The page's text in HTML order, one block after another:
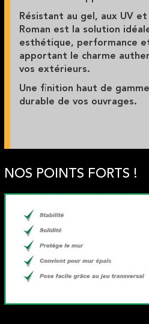
Résistant au gel, aux UV
Roman est la solution
esthétique, performance
apportant le charme
vos extérieurs.
Une finition haut de
durable de vos ouvrages.
NOS POINTS FORTS !